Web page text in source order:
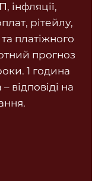
інфляції,
рітейлу,
платіжного
прогноз
1 година
відповіді на